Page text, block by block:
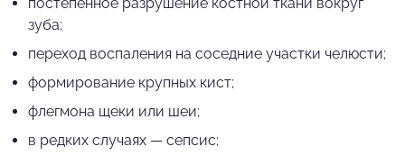
зуба;
переход воспаления на соседние участки челюсти;
формирование крупных кист;
флегмона щеки или шеи;
в редких случаях — сепсис;